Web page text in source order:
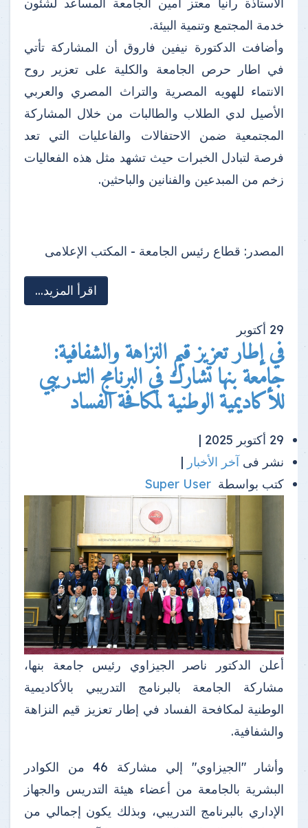
خدمة المجتمع وتنمية البيئة.
وأضافت الدكتورة نيفين فاروق أن المشاركة تأتي
في اطار حرص الجامعة والكلية على تعزير روح
الانتماء للهويه المصرية والتراث المصري والعربي
الأصيل لدي الطلاب والطالبات من خلال المشاركة
المجتمعية ضمن الاحتفالات والفاعليات التي تعد
فرصة لتبادل الخبرات حيث تشهد مثل هذه الفعاليات
زخم من المبدعين والفنانين والباحثين.
المصدر: قطاع رئيس الجامعة - المكتب الإعلامى
اقرأ المزيد...
29 أكتوبر
في إطار تعزيز قيم النزاهة والشفافية:
جامعة بنها تشارك في البرنامج التدريبي
للأكاديمية الوطنية لمكافحة الفساد
29 أكتوبر 2025 |
نشر فى آخر الأخبار |
كتب بواسطة Super User
أعلن الدكتور ناصر الجيزاوي رئيس جامعة بنها،
مشاركة الجامعة بالبرنامج التدريبي بالأكاديمية
الوطنية لمكافحة الفساد في إطار تعزيز قيم النزاهة
والشفافية.
وأشار "الجيزاوي" إلي مشاركة 46 من الكوادر
البشرية بالجامعة من أعضاء هيئة التدريس والجهاز
الإداري بالبرنامج التدريبي، وبذلك يكون إجمالي من